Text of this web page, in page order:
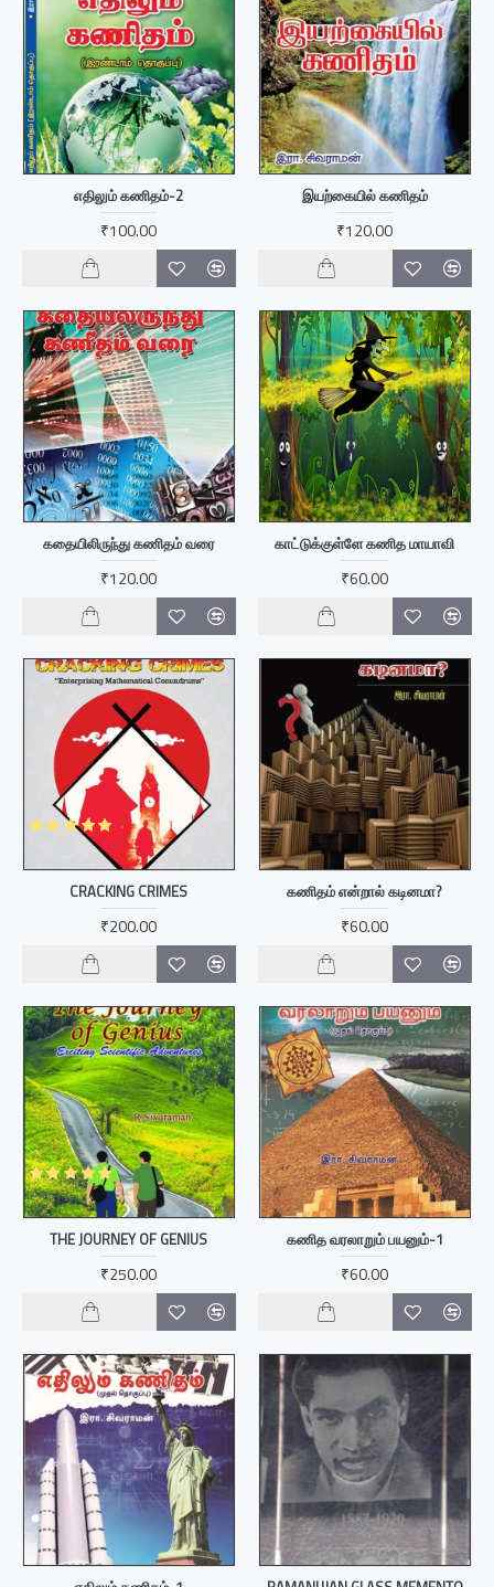
எதிலும் கணிதம்-2
₹100.00
இயற்கையில் கணிதம்
₹120.00
கதையிலிருந்து கணிதம் வரை
₹120.00
காட்டுக்குள்ளே கணித மாயாவி
₹60.00
CRACKING CRIMES
₹200.00
கணிதம் என்றால் கடினமா?
₹60.00
THE JOURNEY OF GENIUS
₹250.00
கணித வரலாறும் பயனும்-1
₹60.00